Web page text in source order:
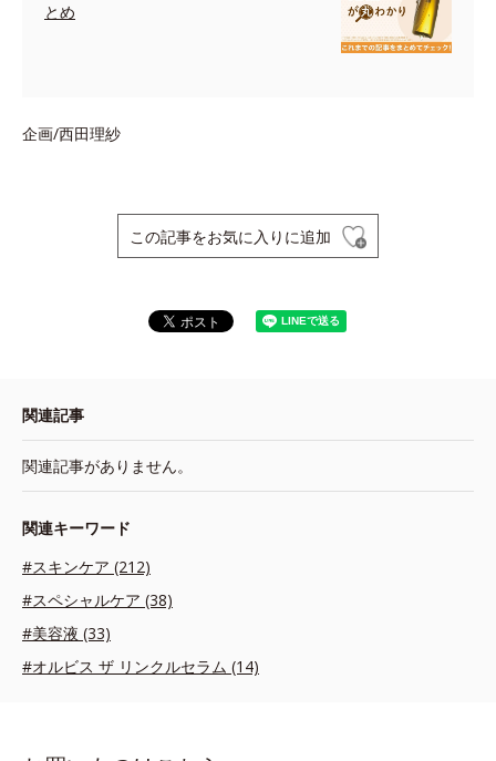
とめ
企画/西田理紗
この記事をお気に入りに追加
関連記事
関連記事がありません。
関連キーワード
#スキンケア (212)
#スペシャルケア (38)
#美容液 (33)
#オルビス ザ リンクルセラム (14)